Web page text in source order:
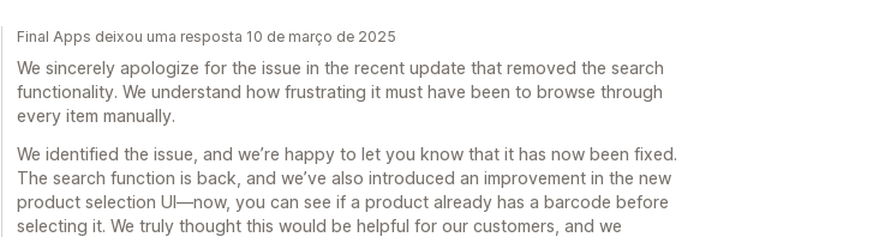
Final Apps deixou uma resposta 10 de março de 2025
We sincerely apologize for the issue in the recent update that removed the search
functionality. We understand how frustrating it must have been to browse through
every item manually.
We identified the issue, and we’re happy to let you know that it has now been fixed.
The search function is back, and we’ve also introduced an improvement in the new
product selection UI—now, you can see if a product already has a barcode before
selecting it. We truly thought this would be helpful for our customers, and we